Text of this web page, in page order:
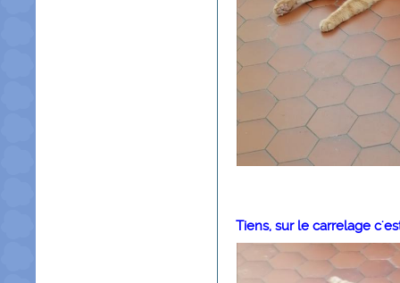
Tiens, sur le carrelage